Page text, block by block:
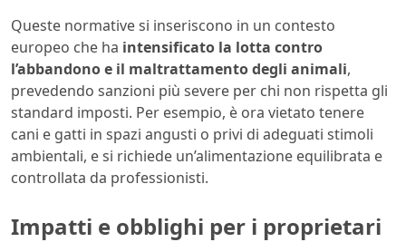
Queste normative si inseriscono in un contesto
europeo che ha intensificato la lotta contro
l’abbandono e il maltrattamento degli animali,
prevedendo sanzioni più severe per chi non rispetta gli
standard imposti. Per esempio, è ora vietato tenere
cani e gatti in spazi angusti o privi di adeguati stimoli
ambientali, e si richiede un’alimentazione equilibrata e
controllata da professionisti.
Impatti e obblighi per i proprietari